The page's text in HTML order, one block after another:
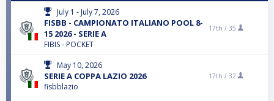
July 1 - July 7, 2026
FISBB - CAMPIONATO ITALIANO POOL 8-
15 2026 - SERIE A
FIBIS - POCKET
17th / 35
May 10, 2026
SERIE A COPPA LAZIO 2026
fisbblazio
17th / 32